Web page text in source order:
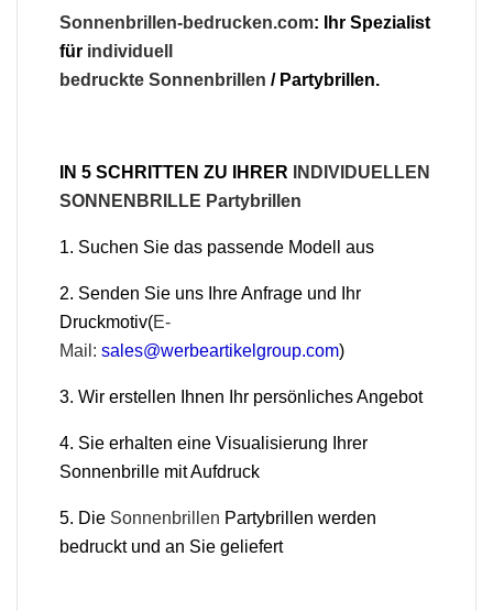
Sonnenbrillen-bedrucken.com: Ihr Spezialist
für individuell
bedruckteSonnenbrillen / Partybrillen.
IN 5 SCHRITTEN ZU IHRER
INDIVIDUELLEN
SONNENBRILLE Partybrillen
1. Suchen Sie das passende Modell aus
2. Senden Sie uns Ihre Anfrage und Ihr
Druckmotiv(E-
Mail:sales@werbeartikelgroup.com)
3. Wir erstellen Ihnen Ihr persönliches Angebot
4. Sie erhalten eine Visualisierung Ihrer
Sonnenbrille mit Aufdruck
5. Die Sonnenbrillen Partybrillen werden
bedruckt und an Sie geliefert